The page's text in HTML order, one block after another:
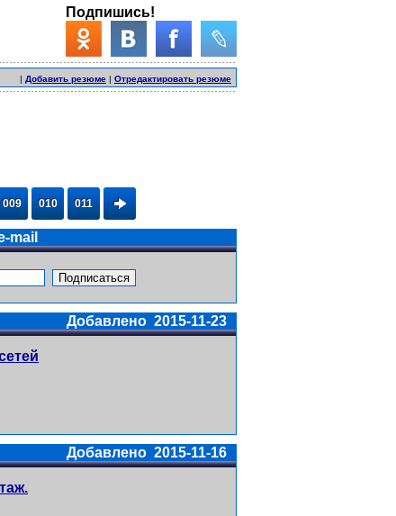
Подпишись!
| Добавить резюме | Отредактировать резюме
009 010 011
mail
Добавлено 2015-11-23
Добавлено 2015-11-16